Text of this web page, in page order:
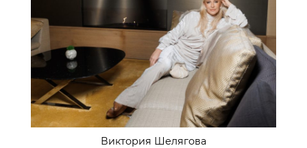
Виктория Шелягова